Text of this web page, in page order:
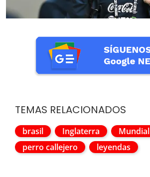
TEMAS RELACIONADOS
brasil Inglaterra
Mundial
perro callejero
leyendas